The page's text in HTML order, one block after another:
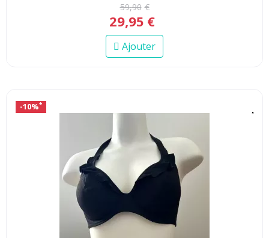
59,90 €
29,95 €
Ajouter
-10%*